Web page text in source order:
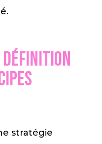
définition
stratégie